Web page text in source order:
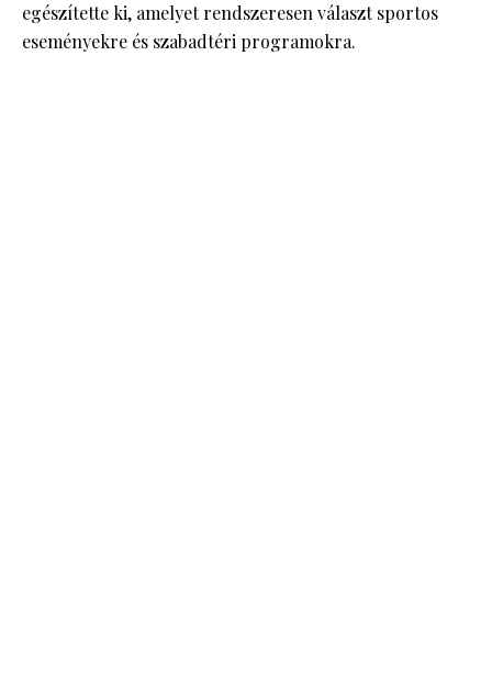
egészítette ki, amelyet rendszeresen választ sportos
eseményekre és szabadtéri programokra.